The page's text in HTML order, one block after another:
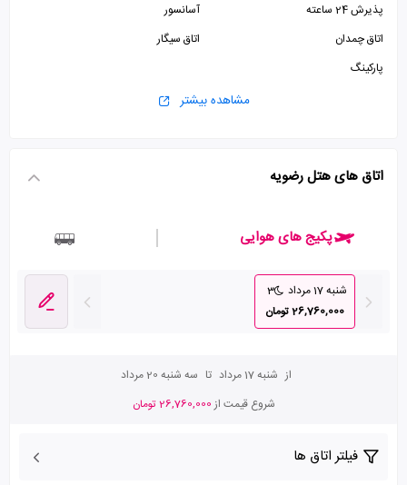
پذیرش 24 ساعته
آسانسور
اتاق چمدان
اتاق سیگار
پارکینگ
مشاهده بیشتر
اتاق های هتل رضویه
پکیج های هوایی
شنبه 17 مرداد
3
26,760,000 تومان
از شنبه 17 مرداد تا سه شنبه 20 مرداد
شروع قیمت از26,760,000 تومان
فیلتر اتاق ها